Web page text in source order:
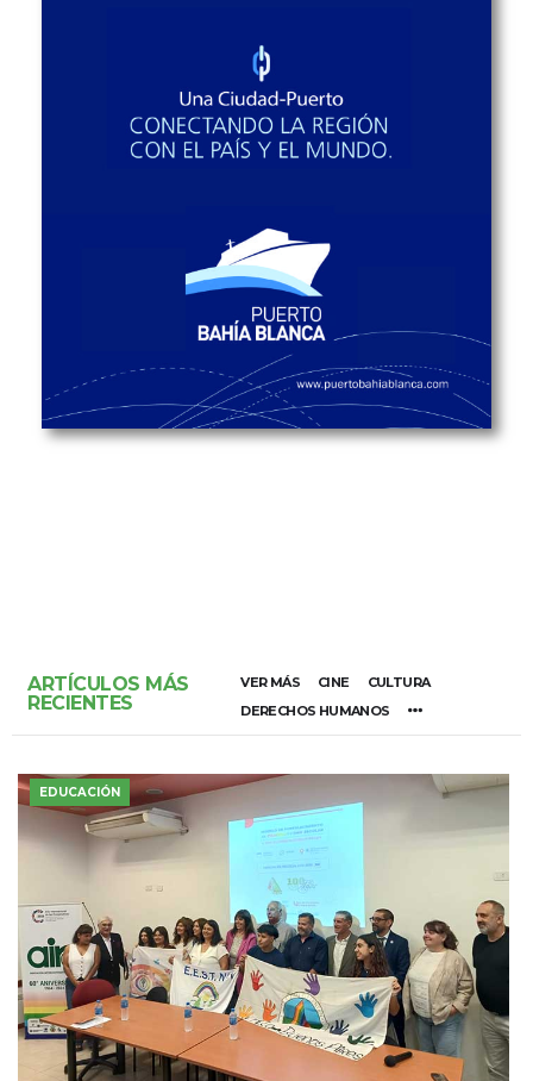
ARTÍCULOS MÁS
RECIENTES
VER MÁS CINE
CULTURA
DERECHOS HUMANOS
EDUCACIÓN